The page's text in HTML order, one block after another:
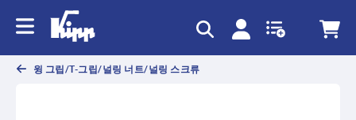
윙 그립/T-그립/널링 너트/널링 스크류